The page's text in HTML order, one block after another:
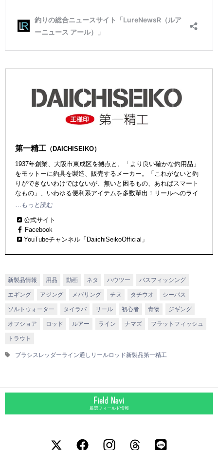
第一精工 （DAICHISEIKO）
1937年創業、大阪市東成区を拠点と、「より良い確かな釣用品」
をモットーに釣具を製造、販売するメーカー。「これがないと釣
りができないわけではないが、無いと困るもの、あればスマート
なもの」、いわゆる便利系アイテムを多数輩出！リールへのライ
ンの巻き取り、ラインの巻き替えが簡単にできる「巻き替えスプ
持ち運べる「オートキングギャフ」などなど、多くのヒット作を
生み出している。
…もっと読む
公式サイト
Facebook
YouTubeチャンネル「DaiichiSeikoOfficial」
新製品情報 用品 動画 ネタ ハウツー バスフィッシング
エギング アジング メバリング チヌ タチウオ シーバス
ソルトウォーター タイラバ リール 初心者 青物 ジギング
オフショア ロッド ルアー ライン ナマズ フラットフィッシュ
トラウト
ブラシスレッダーライン通し リールロッド新製品第一精工
厳選フィールド情報